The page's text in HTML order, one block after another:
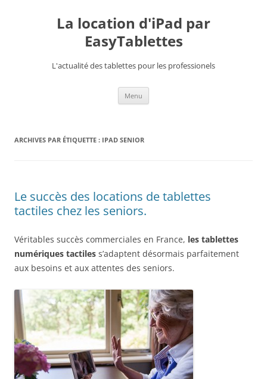
La location d'iPad par
EasyTablettes
L'actualité des tablettes pour les professionels
Menu
ARCHIVES PAR ÉTIQUETTE : IPAD SENIOR
Le succès des locations de tablettes
tactiles chez les seniors.
Véritables succès commerciales en France, les tablettes
numériques tactiles s’adaptent désormais parfaitement
aux besoins et aux attentes des seniors.